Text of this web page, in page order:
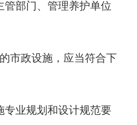
部门、管理养护单位
市政设施，应当符合下
专业规划和设计规范要